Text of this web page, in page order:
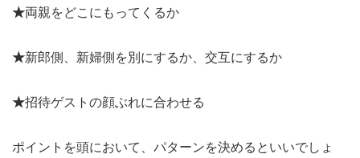
★両親をどこにもってくるか
★新郎側、新婦側を別にするか、交互にするか
★招待ゲストの顔ぶれに合わせる
ポイントを頭において、パターンを決めるといいでしょ